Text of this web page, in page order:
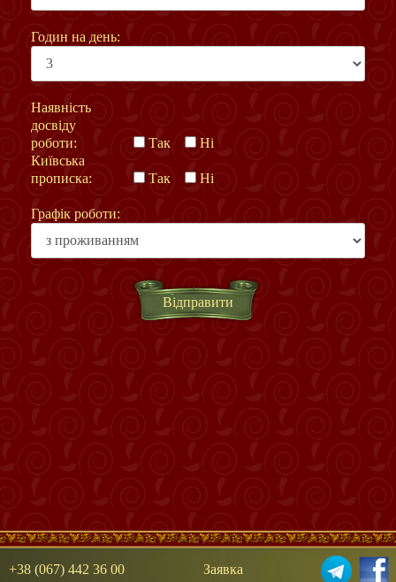
Годин на день:
Наявність
досвіду
роботи:
Так
Ні
Київська
прописка:
Так Ні
Графік роботи:
+38 (067) 442 36 00 Заявка